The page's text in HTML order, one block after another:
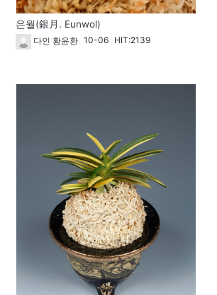
은월(銀月. Eunwol)
다인 황윤환 10-06 HIT:2139